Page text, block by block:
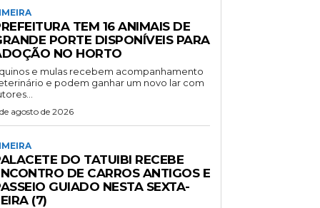
TEM 16 ANIMAIS DE
PORTE DISPONÍVEIS PARA
NO HORTO
e mulas recebem acompanhamento
e podem ganhar um novo lar com
agosto de 2026
DO TATUIBI RECEBE
DE CARROS ANTIGOS E
GUIADO NESTA SEXTA-
(7)